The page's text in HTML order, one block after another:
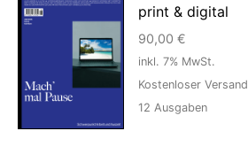
print & digital
90,00 €
inkl. 7% MwSt.
Kostenloser Versand
12 Ausgaben